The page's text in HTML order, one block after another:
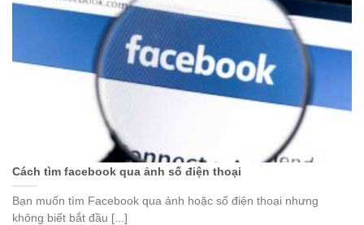
Cách tìm facebook qua ảnh số điện thoại
Bạn muốn tìm Facebook qua ảnh hoặc số điện thoại nhưng
không biết bắt đầu [...]